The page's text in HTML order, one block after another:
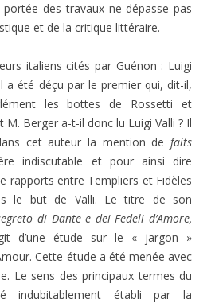
des travaux ne dépasse pas
et de la critique littéraire.
italiens cités par Guénon : Luigi
a été déçu par le premier qui, dit-il,
les bottes de Ros­setti et
M. Berger a-t-il donc lu Luigi Valli ? Il
cet auteur la mention de faits
indiscutable et pour ainsi dire
rapports entre Templiers et Fidèles
le but de Valli. Le titre de son
di Dante e dei Fedeli d’Amore,
d’une étude sur le « jargon »
Cette étude a été menée avec
Le sens des principaux termes du
indubitablement établi par la